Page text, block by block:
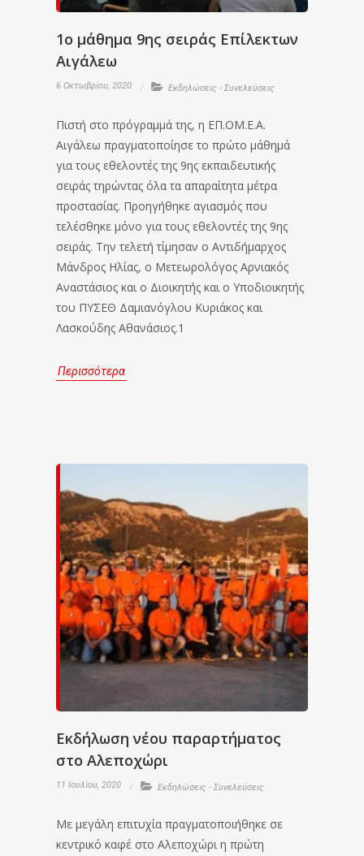
1ο μάθημα 9ης σειράς Επίλεκτων
Αιγάλεω
6 Οκτωβρίου, 2020 Εκδηλώσεις - Συνελεύσεις
Πιστή στο πρόγραμμά της, η ΕΠ.ΟΜ.Ε.Α.
Αιγάλεω πραγματοποίησε το πρώτο μάθημά
για τους εθελοντές της 9ης εκπαιδευτικής
σειράς τηρώντας όλα τα απαραίτητα μέτρα
προστασίας. Προηγήθηκε αγιασμός που
τελέσθηκε μόνο για τους εθελοντές της 9ης
σειράς. Την τελετή τίμησαν ο Αντιδήμαρχος
Μάνδρος Ηλίας, ο Μετεωρολόγος Αρνιακός
Αναστάσιος και ο Διοικητής και ο Υποδιοικητής
του ΠΥΣΕΘ Δαμιανόγλου Κυριάκος και
Λασκούδης Αθανάσιος.1
Περισσότερα
Εκδήλωση νέου παραρτήματος
στο Αλεποχώρι
11 Ιουλίου, 2020 Εκδηλώσεις - Συνελεύσεις
Με μεγάλη επιτυχία πραγματοποιήθηκε σε
κεντρικό καφέ στο Αλεποχώρι η πρώτη